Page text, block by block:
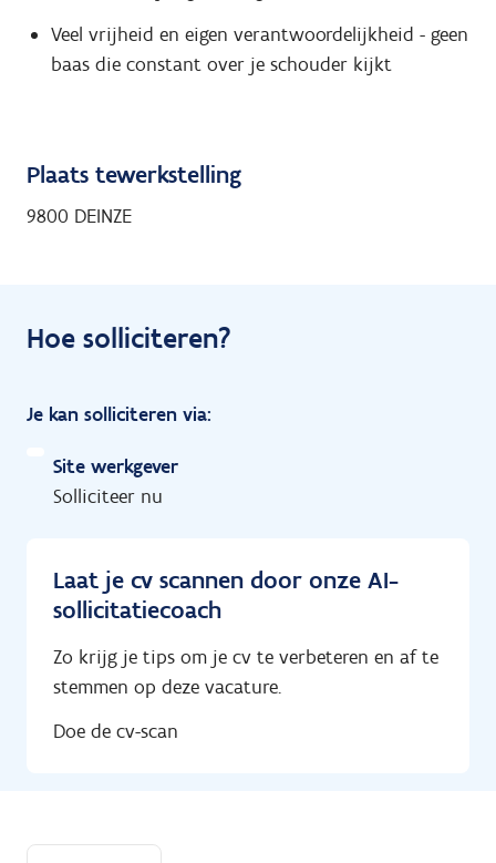
Veel vrijheid en eigen verantwoordelijkheid - geen
baas die constant over je schouder kijkt
Plaats tewerkstelling
9800 DEINZE
Hoe solliciteren?
Je kan solliciteren via:
Site werkgever
Solliciteer nu
Laat je cv scannen door onze AI-
sollicitatiecoach
Zo krijg je tips om je cv te verbeteren en af te
stemmen op deze vacature.
Doe de cv-scan